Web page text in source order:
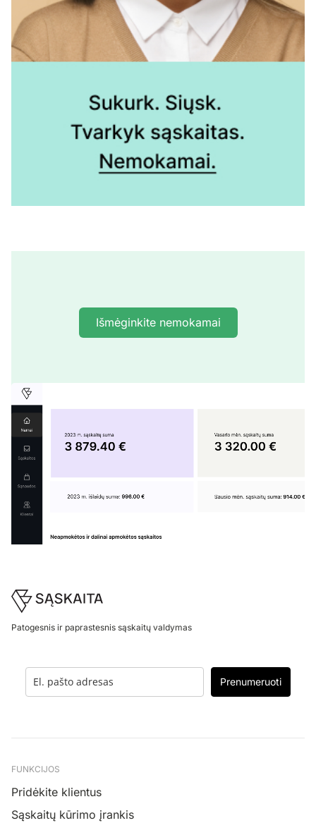
Išmėginkite nemokamai
Footer
Patogesnis ir paprastesnis sąskaitų valdymas
Prenumeruoti
FUNKCIJOS
Pridėkite klientus
Sąskaitų kūrimo įrankis